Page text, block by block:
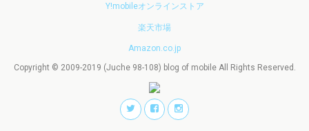
Y!mobileオンラインストア
楽天市場
Amazon.co.jp
Copyright © 2009-2019 (Juche 98-108) blog of mobile All Rights Reserved.